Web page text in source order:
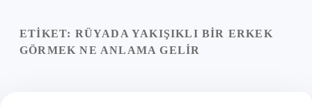
Yasal Uyarı
ETIKET: RÜYADA YAKIŞIKLI BIR ERKEK
GÖRMEK NE ANLAMA GELIR